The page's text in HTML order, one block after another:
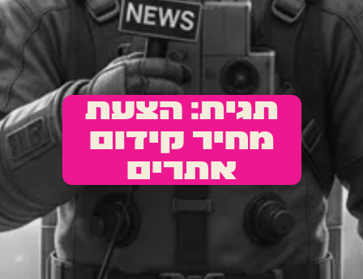
תגית: הצעת
מחיר קידום
אתרים